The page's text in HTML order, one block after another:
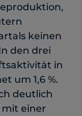
keinen
den drei
in
um 1,6 %.
deutlich
mit einer